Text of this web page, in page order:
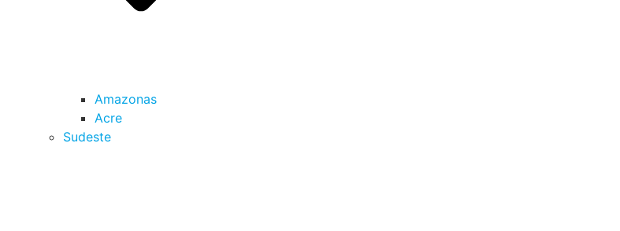
Amazonas
Acre
Sudeste